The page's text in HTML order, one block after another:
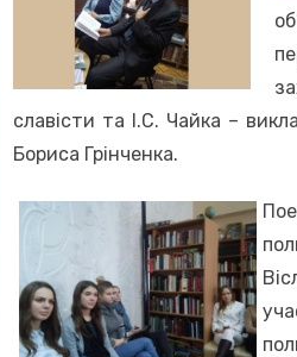
славісти та І.С. Чайка –
Бориса Грінченка.